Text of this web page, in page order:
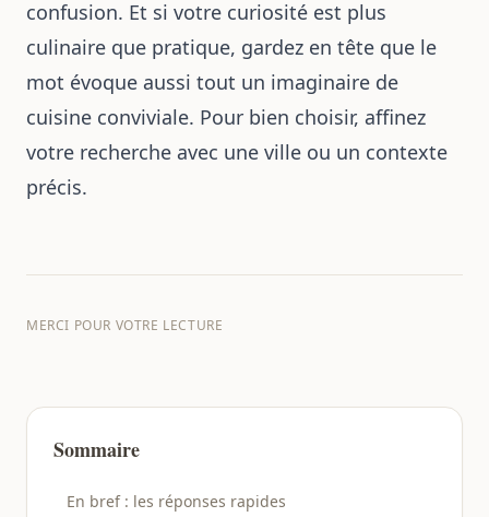
confusion. Et si votre curiosité est plus
culinaire que pratique, gardez en tête que le
mot évoque aussi tout un imaginaire de
cuisine conviviale. Pour bien choisir, affinez
votre recherche avec une ville ou un contexte
précis.
MERCI POUR VOTRE LECTURE
Sommaire
En bref : les réponses rapides